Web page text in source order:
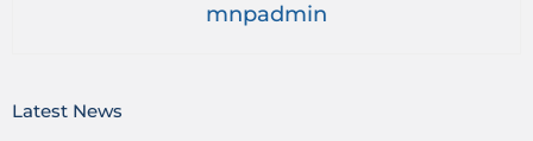
mnpadmin
Latest News